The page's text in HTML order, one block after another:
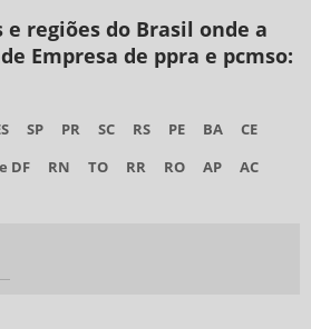
regiões do Brasil onde a
Empresa de ppra e pcmso:
SP PR SC RS PE BA
CE
DF RN TO RR RO AP
AC